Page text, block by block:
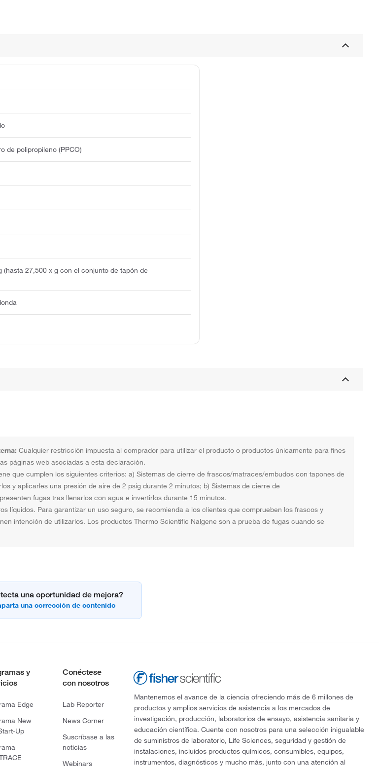
de polipropileno (PPCO)
(hasta 27,500 x g con el conjunto de tapón de
Cualquier restricción impuesta al comprador para utilizar el producto o productos únicamente para fines
páginas web asociadas a esta declaración.
que cumplen los siguientes criterios: a) Sistemas de cierre de frascos/matraces/embudos con tapones de
y aplicarles una presión de aire de 2 psig durante 2 minutos; b) Sistemas de cierre de
fugas tras llenarlos con agua e invertirlos durante 15 minutos.
líquidos. Para garantizar un uso seguro, se recomienda a los clientes que comprueben los frascos y
intención de utilizarlos. Los productos Thermo Scientific Nalgene son a prueba de fugas cuando se
una oportunidad de mejora?
y
Edge
New
Up
Conéctese
con nosotros
Lab Reporter
News Corner
Suscríbase a las
noticias
Webinars
Mantenemos el avance de la ciencia ofreciendo más de 6 millones de
productos y amplios servicios de asistencia a los mercados de
investigación, producción, laboratorios de ensayo, asistencia sanitaria y
educación científica. Cuente con nosotros para una selección inigualable
de suministros de laboratorio, Life Sciences, seguridad y gestión de
instalaciones, incluidos productos químicos, consumibles, equipos,
instrumentos, diagnósticos y mucho más, junto con una atención al